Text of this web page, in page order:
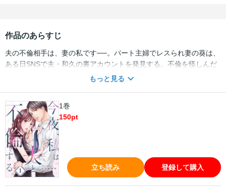
作品のあらすじ
夫の不倫相手は、妻の私です──。パート主婦でレスられ妻の葵は、
ある日SNSで夫・和久の裏アカウントを発見する。不倫を怪しんだ
葵は真相を確かめるべく、「みつば」という架空の女性に扮して夫
に不信感を抱く葵。だけど、共に過ごす時間は予想外にとても楽し
く穏やかで…酔いが回り、気づけば二人はホテルに。「今日の私
は、葵じゃなくて別人だから」疑念と恋心の狭間で、夫婦の想いが
交錯する…！
もっと見る
1巻
150pt
立ち読み 登録して購入